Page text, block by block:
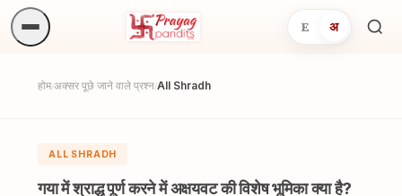
E अ
होम/अक्सर पूछे जाने वाले प्रश्न/All Shradh
ALL SHRADH
गया में श्राद्ध पूर्ण करने में अक्षयवट की विशेष भूमिका क्या है?